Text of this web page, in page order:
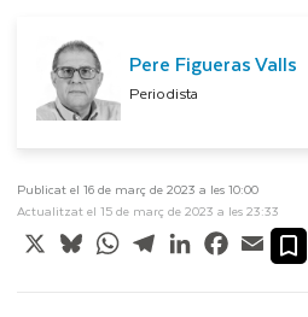
Pere Figueras Valls
Periodista
Publicat el 16 de març de 2023 a les 10:00
Actualitzat el 15 de març de 2023 a les 23:33
X BlueskyWhatsApp
TelegramLinkedInFacebook
Email